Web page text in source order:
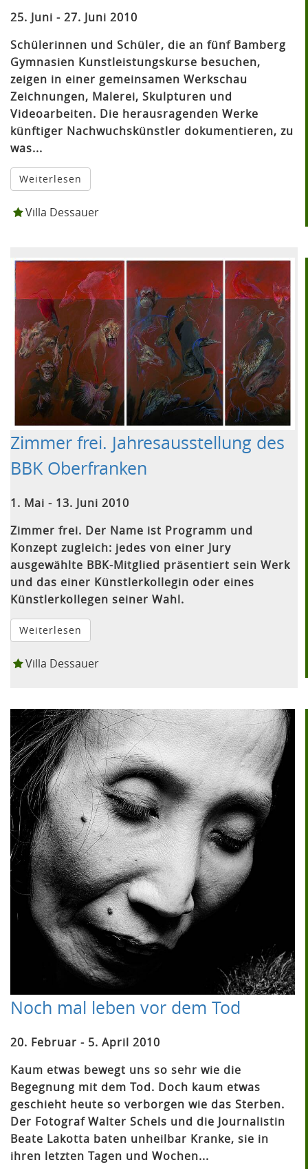
25. Juni - 27. Juni 2010
Schülerinnen und Schüler, die an fünf Bamberg
Gymnasien Kunstleistungskurse besuchen,
zeigen in einer gemeinsamen Werkschau
Zeichnungen, Malerei, Skulpturen und
Videoarbeiten. Die herausragenden Werke
künftiger Nachwuchskünstler dokumentieren, zu
was...
Weiterlesen
Villa Dessauer
Zimmer frei. Jahresausstellung des
BBK Oberfranken
1. Mai - 13. Juni 2010
Zimmer frei. Der Name ist Programm und
Konzept zugleich: jedes von einer Jury
ausgewählte BBK-Mitglied präsentiert sein Werk
und das einer Künstlerkollegin oder eines
Künstlerkollegen seiner Wahl.
Weiterlesen
Villa Dessauer
Noch mal leben vor dem Tod
20. Februar - 5. April 2010
Kaum etwas bewegt uns so sehr wie die
Begegnung mit dem Tod. Doch kaum etwas
geschieht heute so verborgen wie das Sterben.
Der Fotograf Walter Schels und die Journalistin
Beate Lakotta baten unheilbar Kranke, sie in
ihren letzten Tagen und Wochen...